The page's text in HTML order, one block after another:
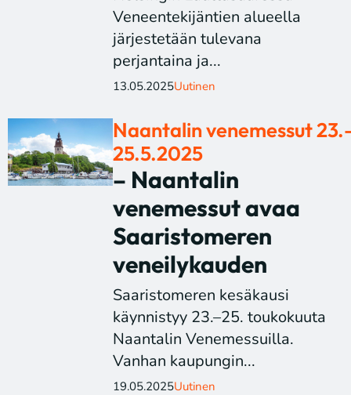
Veneentekijäntien alueella
järjestetään tulevana
perjantaina ja...
13.05.2025Uutinen
Naantalin venemessut
25.5.2025
– Naantalin
venemessut avaa
Saaristomeren
veneilykauden
Saaristomeren kesäkausi
käynnistyy 23.–25. toukokuuta
Naantalin Venemessuilla.
Vanhan kaupungin...
19.05.2025Uutinen